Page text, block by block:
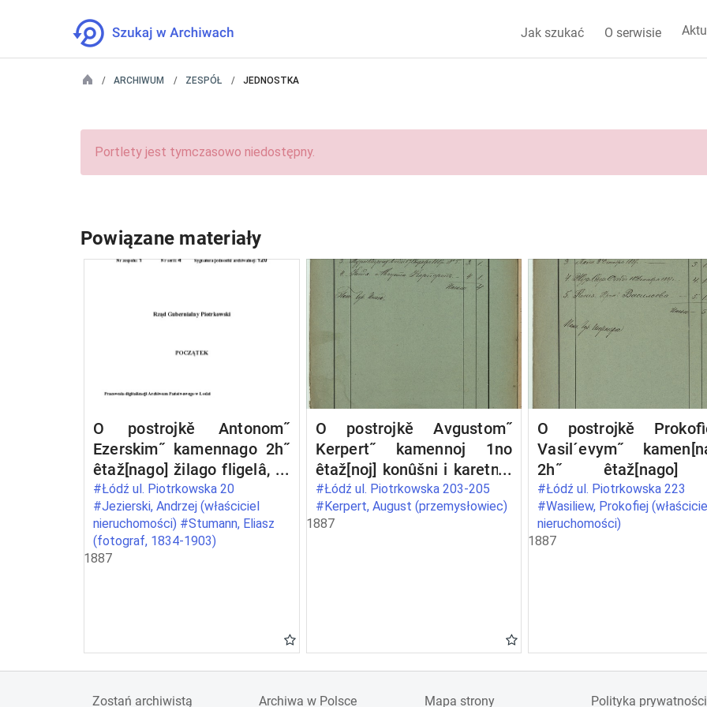
Jak szukać O serwisie
ARCHIWUM ZESPÓŁ JEDNOSTKA
Portlety jest tymczasowo niedostępny.
Powiązane materiały
O postrojkě Antonom˝
Ezerskim˝ kamennago 2h˝
êtaž[nago] žilago fligelâ, s˝
poměŝenìem˝
fotografičeskago
zavedenìâ, pod˝ No 255b
po Petrokovskoj ulicě v˝
#Łódź ul. Piotrkowska 20
#Jezierski, Andrzej (właściciel
nieruchomości) #Stumann, Eliasz
(fotograf, 1834-1903)
1887
O postrojkě Avgustom˝
Kerpert˝ kamennoj 1no
êtaž[noj] konûšni i karetnoj
s˝ trempel´nym˝
čerdakom˝, pod No 707 i
708 po Petrokovskoj ulicě
#Łódź ul. Piotrkowska 203-205
#Kerpert, August (przemysłowiec)
1887
O postrojkě
Vasil´evym˝
2h˝ êtaž[nago]
trempelem˝ žilago
pod No 698
Petrokovskoj ul[ice]
g[orode] Lodzi
#Łódź ul. Piotrkowska 223
#Wasiliew, Prokofiej
nieruchomości)
1887
Zostań archiwistą Archiwa w Polsce Mapa strony Polityka prywatności